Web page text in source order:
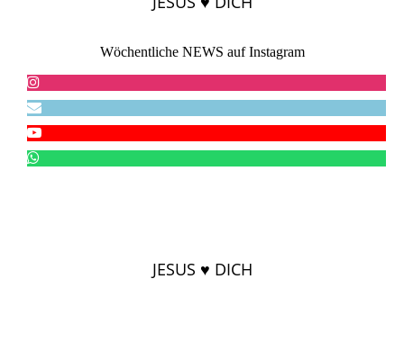
Wöchentliche NEWS auf Instagram
JESUS ♥ DICH